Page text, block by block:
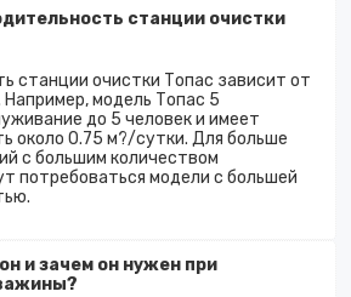
станции очистки
станции очистки Топас зависит от
модель Топас 5
до 5 человек и имеет
около 0.75 м?/сутки. Для больше
с большим количеством
потребоваться модели с большей
и зачем он нужен при